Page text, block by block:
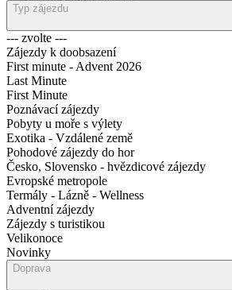
Typ zájezdu
--- zvolte ---
Zájezdy k doobsazení
First minute - Advent 2026
Last Minute
First Minute
Poznávací zájezdy
Pobyty u moře s výlety
Exotika - Vzdálené země
Pohodové zájezdy do hor
Česko, Slovensko - hvězdicové zájezdy
Evropské metropole
Termály - Lázně - Wellness
Adventní zájezdy
Zájezdy s turistikou
Velikonoce
Novinky
Doprava